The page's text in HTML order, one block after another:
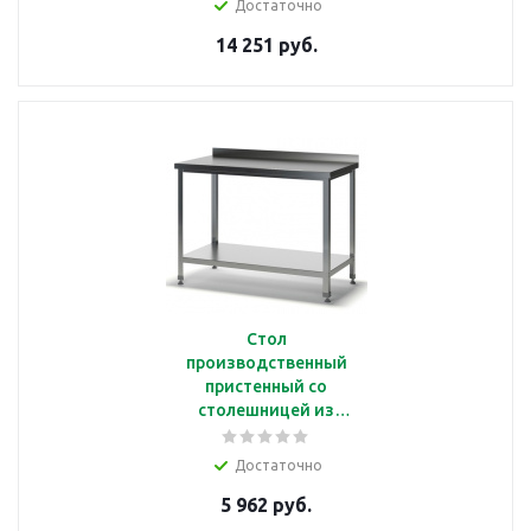
УНПН
Достаточно
14 251 руб.
Стол
производственный
пристенный со
столешницей из
нерж.стали, 60*70*87
см, полка из оцинк.
АСРБ-07060-УОПО
Достаточно
5 962 руб.